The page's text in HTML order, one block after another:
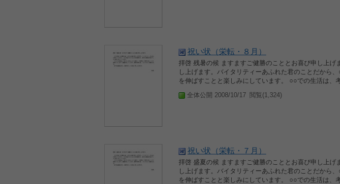
祝い状（栄転・８月）
拝啓 残暑の候 ますますご健勝のこととお喜び申し上
し上げます。バイタリティーあふれた君のことだから
を伸ばすことと楽しみにしています。 ○○での生活は、
全体公開 2008/10/17 閲覧(1,324)
祝い状（栄転・７月）
拝啓 盛夏の候 ますますご健勝のこととお喜び申し上
し上げます。バイタリティーあふれた君のことだから
を伸ばすことと楽しみにしています。 ○○での生活は、